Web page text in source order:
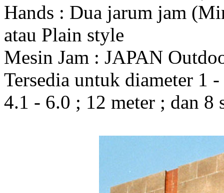
Hands : Dua jarum jam
atau Plain style
Mesin Jam : JAPAN
Tersedia untuk diameter 1
4.1 - 6.0 ; 12 meter ; dan 8